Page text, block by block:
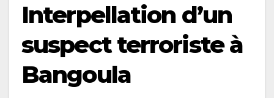
Interpellation d’un
suspect terroriste à
Bangoula